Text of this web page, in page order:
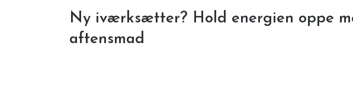
Ny iværksætter? Hold energien oppe
aftensmad